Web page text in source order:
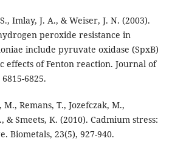
Imlay, J. A., & Weiser, J. N. (2003).
peroxide resistance in
include pyruvate oxidase (SpxB)
effects of Fenton reaction. Journal of
6825.
Remans, T., Jozefczak, M.,
& Smeets, K. (2010). Cadmium stress:
Biometals, 23(5), 927-940.